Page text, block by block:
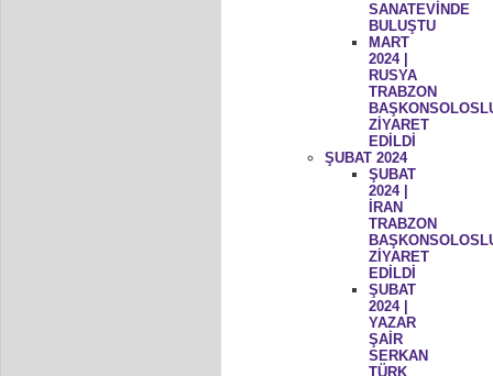
SANATEVİNDE
BULUŞTU
MART
2024 |
RUSYA
TRABZON
ZİYARET
EDİLDİ
ŞUBAT 2024
ŞUBAT
2024 |
İRAN
TRABZON
ZİYARET
EDİLDİ
ŞUBAT
2024 |
YAZAR
ŞAİR
SERKAN
TÜRK